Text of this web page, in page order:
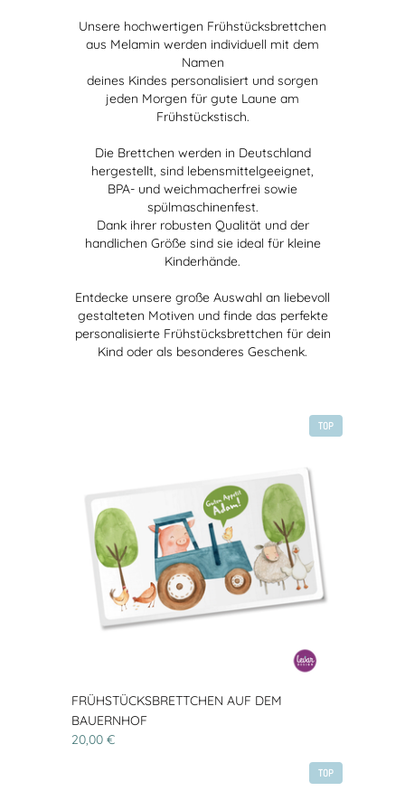
Unsere hochwertigen Frühstücksbrettchen
aus Melamin werden individuell mit dem
Namen
deines Kindes personalisiert und sorgen
jeden Morgen für gute Laune am
Frühstückstisch.
Die Brettchen werden in Deutschland
hergestellt, sind lebensmittelgeeignet,
BPA- und weichmacherfrei sowie
spülmaschinenfest.
Dank ihrer robusten Qualität und der
handlichen Größe sind sie ideal für kleine
Kinderhände.
Entdecke unsere große Auswahl an liebevoll
gestalteten Motiven und finde das perfekte
personalisierte Frühstücksbrettchen für dein
Kind oder als besonderes Geschenk.
TOP
FRÜHSTÜCKSBRETTCHEN AUF DEM
BAUERNHOF
20,00 €
TOP